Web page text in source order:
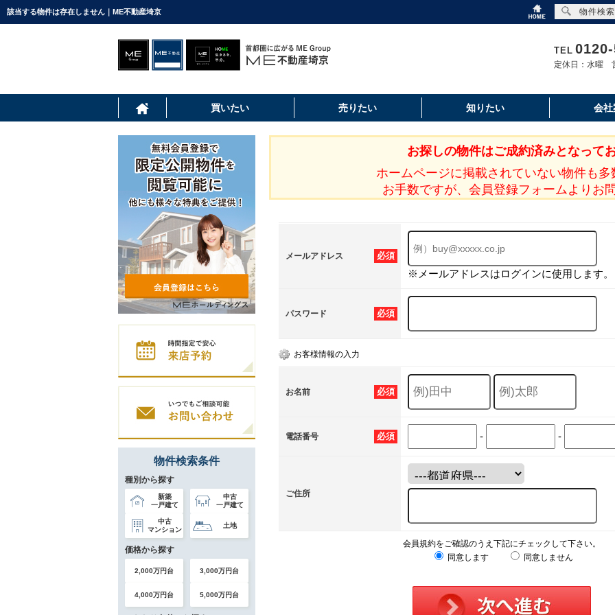
該当する物件は存在しません｜ME不動産埼京
TEL
定休日：水曜
買いたい 売りたい 知りたい 会社
お探しの物件はご成約済みとなってお
ホームページに掲載されていない物件も多
お手数ですが、会員登録フォームよりお
必須
メールアドレス
※メールアドレスはログインに使用します。
必須
パスワード
お客様情報の入力
必須
お名前
必須
電話番号 - -
ご住所
会員規約をご確認のうえ下記にチェックして下さい。
同意します
同意しません
物件検索条件
種別から探す
新築
一戸建て
中古
一戸建て
中古
マンション
土地
価格から探す
2,000万円台 3,000万円台
4,000万円台 5,000万円台
物件検索